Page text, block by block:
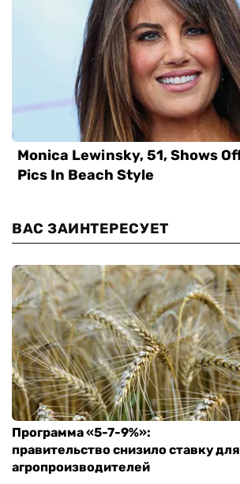
ВАС ЗАИНТЕРЕСУЕТ
Программа «5-7-9%»:
правительство снизило ставку для
агропроизводителей